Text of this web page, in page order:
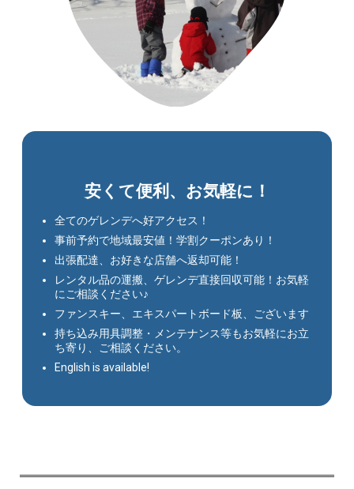
安くて便利、お気軽に！
全てのゲレンデへ好アクセス！
事前予約で地域最安値！学割クーポンあり！
出張配達、お好きな店舗へ返却可能！
レンタル品の運搬、ゲレンデ直接回収可能！お気軽
にご相談ください♪
ファンスキー、エキスパートボード板、ございます
持ち込み用具調整・メンテナンス等もお気軽にお立
ち寄り、ご相談ください。
English is available!